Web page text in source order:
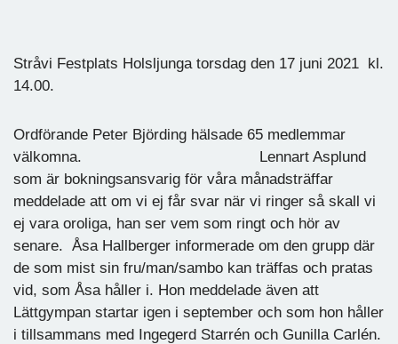
Stråvi Festplats Holsljunga torsdag den 17 juni 2021 kl.
14.00.
Ordförande Peter Björding hälsade 65 medlemmar
välkomna. Lennart Asplund
som är bokningsansvarig för våra månadsträffar
meddelade att om vi ej får svar när vi ringer så skall vi
ej vara oroliga, han ser vem som ringt och hör av
senare. Åsa Hallberger informerade om den grupp där
de som mist sin fru/man/sambo kan träffas och pratas
vid, som Åsa håller i. Hon meddelade även att
Lättgympan startar igen i september och som hon håller
i tillsammans med Ingegerd Starrén och Gunilla Carlén.